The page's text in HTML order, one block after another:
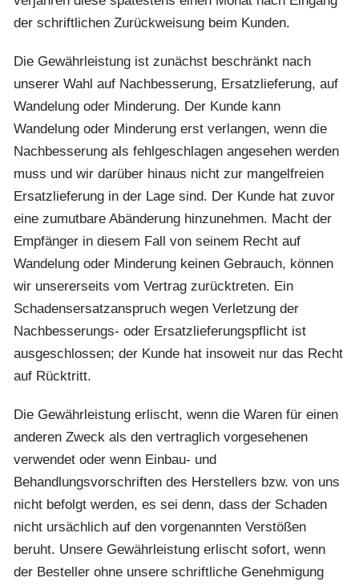
der schriftlichen Zurückweisung beim Kunden.
Die Gewährleistung ist zunächst beschränkt nach
unserer Wahl auf Nachbesserung, Ersatzlieferung, auf
Wandelung oder Minderung. Der Kunde kann
Wandelung oder Minderung erst verlangen, wenn die
Nachbesserung als fehlgeschlagen angesehen werden
muss und wir darüber hinaus nicht zur mangelfreien
Ersatzlieferung in der Lage sind. Der Kunde hat zuvor
eine zumutbare Abänderung hinzunehmen. Macht der
Empfänger in diesem Fall von seinem Recht auf
Wandelung oder Minderung keinen Gebrauch, können
wir unsererseits vom Vertrag zurücktreten. Ein
Schadensersatzanspruch wegen Verletzung der
Nachbesserungs- oder Ersatzlieferungspflicht ist
ausgeschlossen; der Kunde hat insoweit nur das Recht
auf Rücktritt.
Die Gewährleistung erlischt, wenn die Waren für einen
anderen Zweck als den vertraglich vorgesehenen
verwendet oder wenn Einbau- und
Behandlungsvorschriften des Herstellers bzw. von uns
nicht befolgt werden, es sei denn, dass der Schaden
nicht ursächlich auf den vorgenannten Verstößen
beruht. Unsere Gewährleistung erlischt sofort, wenn
der Besteller ohne unsere schriftliche Genehmigung